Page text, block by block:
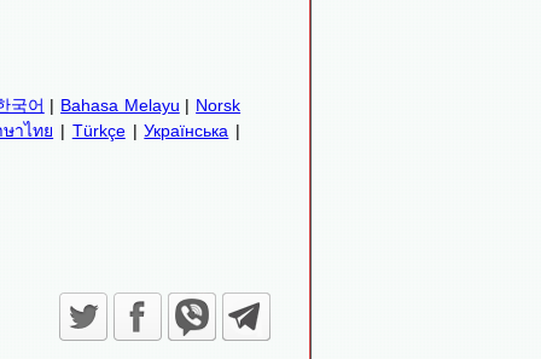
국어 | Bahasa Melayu | Norsk
าไทย | Türkçe|Українська |